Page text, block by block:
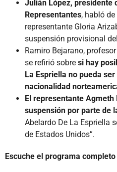
Julián López, presidente
Representantes, habló
representante Gloria
suspensión provisional
Ramiro Bejarano,
se refirió sobre si hay
La Espriella no pueda
nacionalidad
El representante Agmeth
suspensión por parte de
Abelardo De La Espriella
de Estados Unidos”.
Escuche el programa